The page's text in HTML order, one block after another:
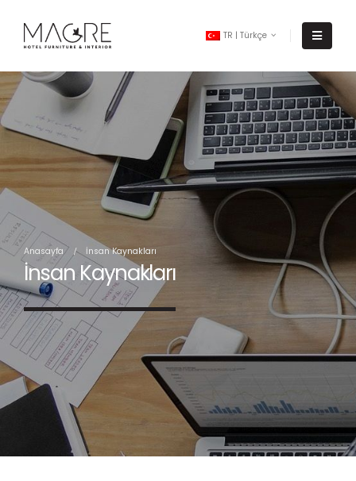
TR | Türkçe
Anasayfa İnsan Kaynakları
İnsan Kaynakları